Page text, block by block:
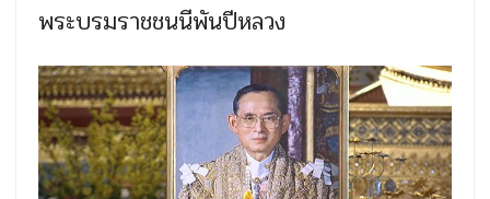
พระบรมราชชนนีพันปีหลวง